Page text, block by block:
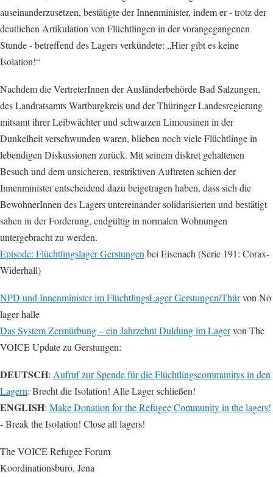
auseinanderzusetzen, bestätigte der Innenminister, indem er - trotz der
deutlichen Artikulation von Flüchtlingen in der vorangegangenen
Stunde - betreffend des Lagers verkündete: „Hier gibt es keine
Isolation!“
Nachdem die VertreterInnen der Ausländerbehörde Bad Salzungen,
des Landratsamts Wartburgkreis und der Thüringer Landesregierung
mitsamt ihrer Leibwächter und schwarzen Limousinen in der
Dunkelheit verschwunden waren, blieben noch viele Flüchtlinge in
lebendigen Diskussionen zurück. Mit seinem diskret gehaltenen
Besuch und dem unsicheren, restriktiven Auftreten schien der
Innenminister entscheidend dazu beigetragen haben, dass sich die
BewohnerInnen des Lagers untereinander solidarisierten und bestätigt
sahen in der Forderung, endgültig in normalen Wohnungen
untergebracht zu werden.
Episode: Flüchtlingslager Gerstungen bei Eisenach (Serie 191: Corax-
Widerhall)
NPD und Innenminister im FlüchtlingsLager Gerstungen/Thürvon No
lager halle
Das System Zermürbung – ein Jahrzehnt Duldung im Lagervon The
VOICE Update zu Gerstungen:
DEUTSCH: Aufruf zur Spende für die Flüchtlingscommunitys in den
Lagern: Brecht die Isolation! Alle Lager schließen!
ENGLISH: Make Donation for the Refugee Community in the lagers!
- Break the Isolation! Close all lagers!
The VOICE Refugee Forum
Koordinationsburö, Jena